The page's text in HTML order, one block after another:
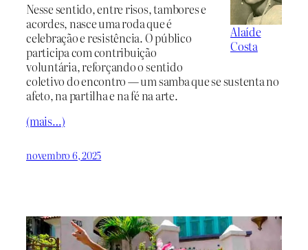
Alaíde
Costa
Nesse sentido, entre risos, tambores e
acordes, nasce uma roda que é
celebração e resistência. O público
participa com contribuição
voluntária, reforçando o sentido
coletivo do encontro — um samba que se sustenta no
afeto, na partilha e na fé na arte.
(mais…)
novembro 6, 2025